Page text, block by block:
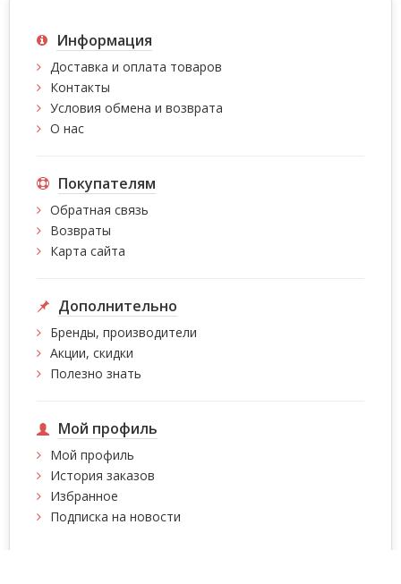
Информация
Доставка и оплата товаров
Контакты
Условия обмена и возврата
О нас
Покупателям
Обратная связь
Возвраты
Карта сайта
Дополнительно
Бренды, производители
Акции, скидки
Полезно знать
Мой профиль
Мой профиль
История заказов
Избранное
Подписка на новости